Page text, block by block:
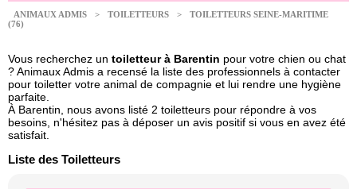
ANIMAUX ADMIS > TOILETTEURS >
TOILETTEURS SEINE-MARITIME
(76)
Vous recherchez un toiletteur à Barentin pour votre chien ou chat
? Animaux Admis a recensé la liste des professionnels à contacter
pour toiletter votre animal de compagnie et lui rendre une hygiène
parfaite.
À Barentin, nous avons listé 2 toiletteurs pour répondre à vos
besoins, n'hésitez pas à déposer un avis positif si vous en avez été
satisfait.
Liste des Toiletteurs